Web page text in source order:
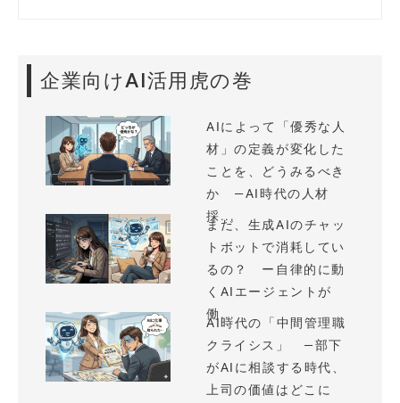
企業向けAI活用虎の巻
AIによって「優秀な人
材」の定義が変化した
ことを、どうみるべき
か —AI時代の人材
採...
まだ、生成AIのチャッ
トボットで消耗してい
るの？ ー自律的に動
くAIエージェントが
働...
AI時代の「中間管理職
クライシス」 —部下
がAIに相談する時代、
上司の価値はどこに